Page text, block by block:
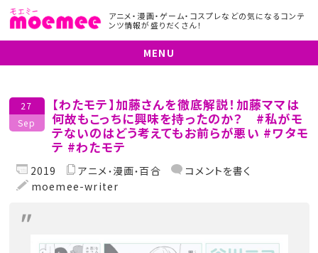
アニメ・漫画・ゲーム・コスプレなどの気になるコンテ
ンツ情報が盛りだくさん！
MENU
27
Sep
【わたモテ】加藤さんを徹底解説！加藤ママは
何故もこっちに興味を持ったのか？ #私がモ
テないのはどう考えてもお前らが悪い #ワタモ
テ #わたモテ
2019 アニメ 漫画 百合
コメントを書く
moemee-writer